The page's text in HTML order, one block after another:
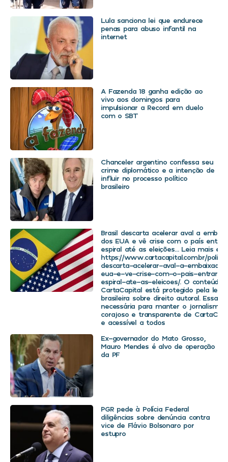
Lula sanciona lei que endurece
penas para abuso infantil na
internet
A Fazenda 18 ganha edição ao
vivo aos domingos para
impulsionar a Record em duelo
com o SBT
Chanceler argentino confessa seu
crime diplomático e a intenção de
influir no processo político
brasileiro
Brasil descarta acelerar aval a
dos EUA e vê crise com o país
espiral até as eleições… Leia mais em
https://www.cartacapital.com.br/
descarta-acelerar-aval-a-
eua-e-ve-crise-com-o-pais-entrar-
espiral-ate-as-eleicoes/. O conteúdo
CartaCapital está protegido pela
brasileira sobre direito autoral. Essa
necessária para manter o jornalismo
corajoso e transparente de
e acessível a todos
Ex-governador do Mato Grosso,
Mauro Mendes é alvo de operação
da PF
PGR pede à Polícia Federal
diligências sobre denúncia contra
vice de Flávio Bolsonaro por
estupro